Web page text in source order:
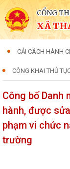
CỔNG
XÃ
CẢI CÁCH HÀNH
CÔNG KHAI THỦ
Công bố Danh
hành, được
phạm vi chức
trường